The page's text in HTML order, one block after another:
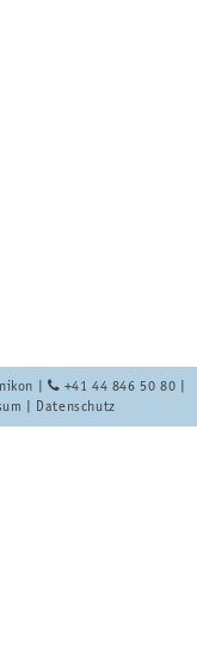
| +41 44 846 50 80
Datenschutz